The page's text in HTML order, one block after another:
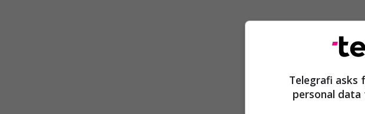
Telegrafi asks
personal